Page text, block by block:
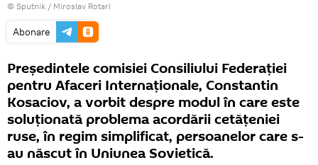
© Sputnik / Miroslav Rotari
Abonare
Președintele comisiei Consiliului Federației
pentru Afaceri Internaționale, Constantin
Kosaciov, a vorbit despre modul în care este
soluționată problema acordării cetățeniei
ruse, în regim simplificat, persoanelor care s-
au născut în Uniunea Sovietică.